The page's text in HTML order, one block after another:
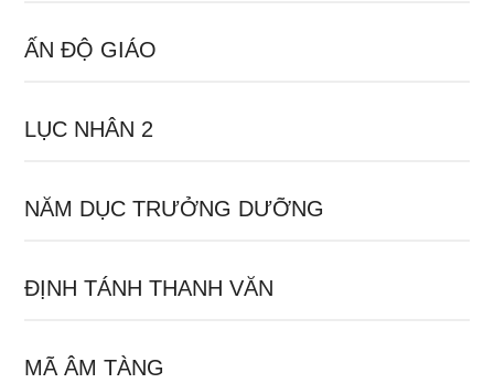
ẤN ĐỘ GIÁO
LỤC NHÂN 2
NĂM DỤC TRƯỞNG DƯỠNG
ĐỊNH TÁNH THANH VĂN
MÃ ÂM TÀNG